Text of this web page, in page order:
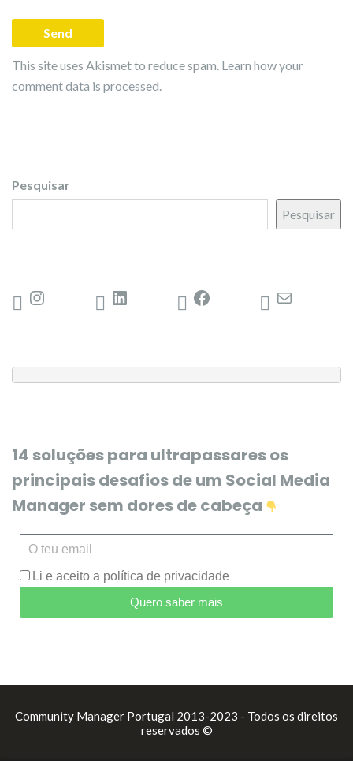
This site uses Akismet to reduce spam. Learn how your
comment data is processed.
Pesquisar
Pesquisar
14 soluções para ultrapassares os
principais desafios de um Social Media
Manager sem dores de cabeça
Li e aceito a política de privacidade
Quero saber mais
Community Manager Portugal 2013-2023 - Todos os direitos
reservados ©